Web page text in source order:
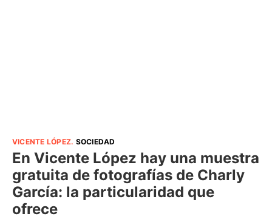
VICENTE LÓPEZ. SOCIEDAD
En Vicente López hay una muestra
gratuita de fotografías de Charly
García: la particularidad que
ofrece